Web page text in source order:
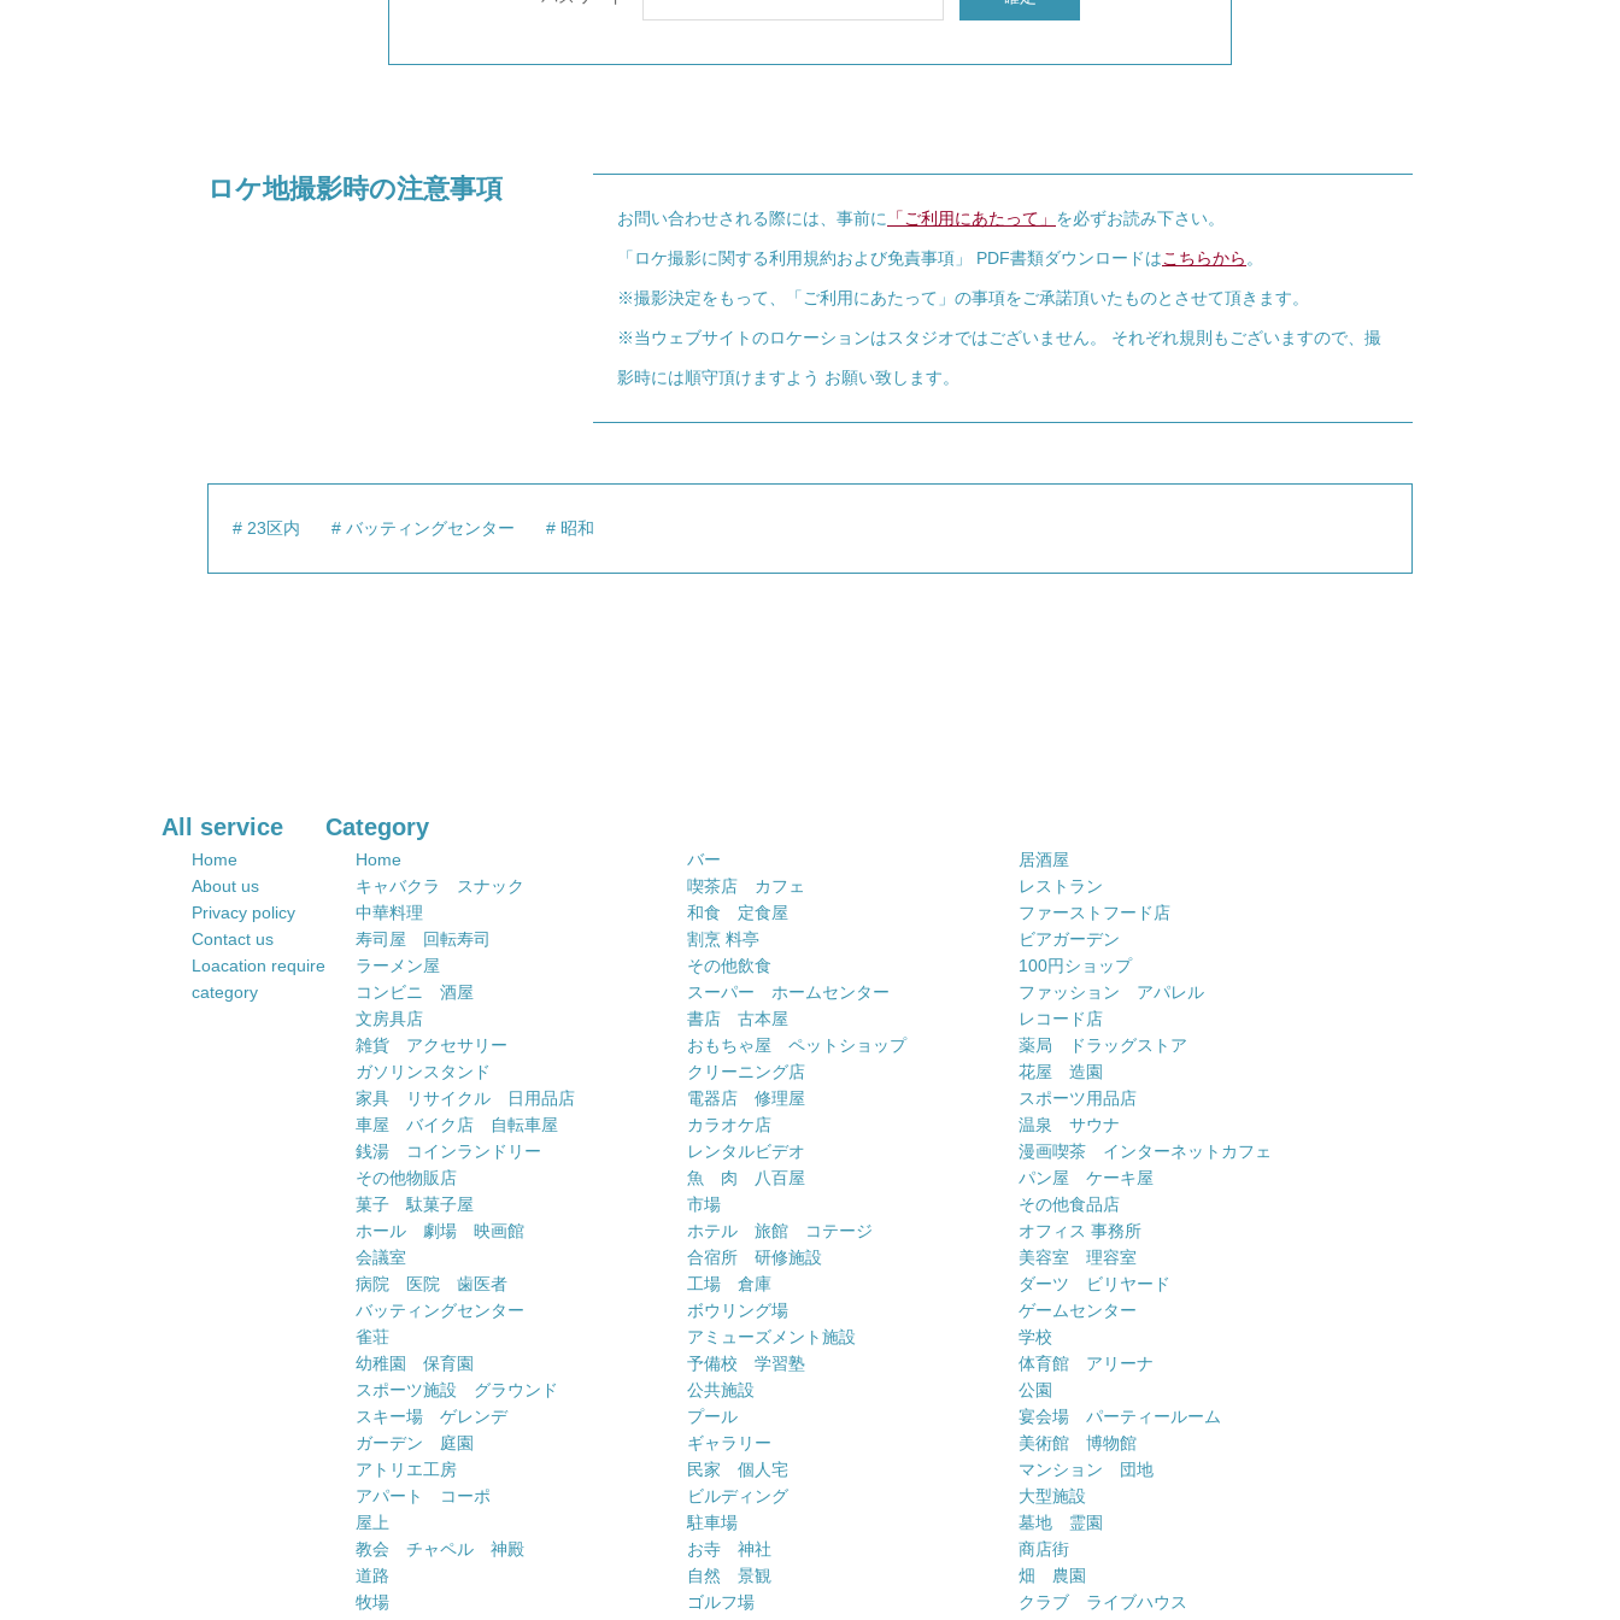
ロケ地撮影時の注意事項
お問い合わせされる際には、事前に 「ご利用にあたって」 を必ずお読み下さい。
「ロケ撮影に関する利用規約および免責事項」 PDF書類ダウンロードはこちらから 。
※撮影決定をもって、「ご利用にあたって」の事項をご承諾頂いたものとさせて頂きます。
※当ウェブサイトのロケーションはスタジオではございません。 それぞれ規則もございますので、撮
影時には順守頂けますよう お願い致します。
23区内 バッティングセンター 昭和
All service
Home
About us
Privacy policy
Contact us
Loacation require
category
Category
Home バー
居酒屋
キャバクラ スナック
喫茶店 カフェ
レストラン
中華料理
和食 定食屋
ファーストフード店
寿司屋 回転寿司
割烹 料亭
ビアガーデン
ラーメン屋
その他飲食
100円ショップ
コンビニ 酒屋
スーパー ホームセンター
ファッション アパレル
文房具店
書店 古本屋
レコード店
雑貨 アクセサリー
おもちゃ屋 ペットショップ
薬局 ドラッグストア
ガソリンスタンド
クリーニング店
花屋 造園
家具 リサイクル 日用品店
電器店 修理屋
スポーツ用品店
車屋 バイク店 自転車屋
カラオケ店
温泉 サウナ
銭湯 コインランドリー
レンタルビデオ
漫画喫茶 インターネットカフェ
その他物販店
魚 肉 八百屋
パン屋 ケーキ屋
菓子 駄菓子屋
市場
その他食品店
ホール 劇場 映画館
ホテル 旅館 コテージ
オフィス 事務所
会議室
合宿所 研修施設
美容室 理容室
病院 医院 歯医者
工場 倉庫
ダーツ ビリヤード
バッティングセンター
ボウリング場
ゲームセンター
雀荘
アミューズメント施設
学校
幼稚園 保育園
予備校 学習塾
体育館 アリーナ
スポーツ施設 グラウンド
公共施設
公園
スキー場 ゲレンデ
プール
宴会場 パーティールーム
ガーデン 庭園
ギャラリー
美術館 博物館
アトリエ工房
民家 個人宅
マンション 団地
アパート コーポ
ビルディング
大型施設
屋上
駐車場
墓地 霊園
教会 チャペル 神殿
お寺 神社
商店街
道路
自然 景観
畑 農園
牧場
ゴルフ場
クラブ ライブハウス